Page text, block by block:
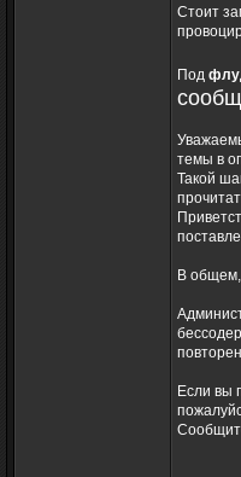
Стоит
Под
темы в
Такой
В
Если вы